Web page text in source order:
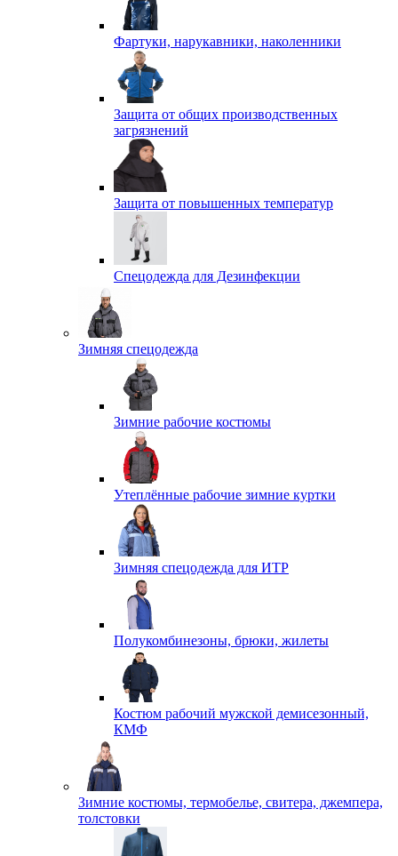
Фартуки, нарукавники, наколенники
Защита от общих производственных
загрязнений
Защита от повышенных температур
Спецодежда для Дезинфекции
Зимняя спецодежда
Зимние рабочие костюмы
Утеплённые рабочие зимние куртки
Зимняя спецодежда для ИТР
Полукомбинезоны, брюки, жилеты
Костюм рабочий мужской демисезонный,
КМФ
Зимние костюмы, термобелье, свитера, джемпера,
толстовки